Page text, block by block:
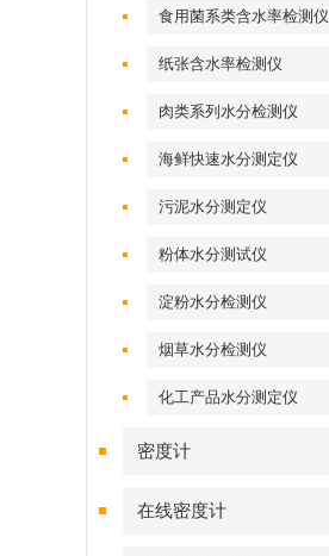
食用菌系类含水率检测仪
纸张含水率检测仪
肉类系列水分检测仪
海鲜快速水分测定仪
污泥水分测定仪
粉体水分测试仪
淀粉水分检测仪
烟草水分检测仪
化工产品水分测定仪
密度计
在线密度计